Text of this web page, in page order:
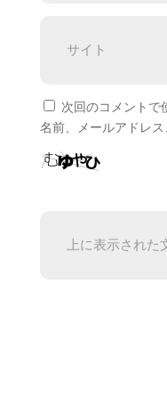
次回のコメントで
名前、メールアドレス